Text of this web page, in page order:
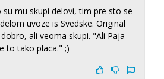
su mu skupi delovi, tim pre sto se
uvoze is Svedske. Original
ali veoma skupi. "Ali Paja
to tako placa." ;)